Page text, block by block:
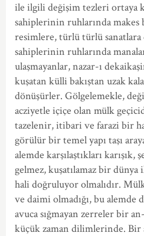
ile ilgili değişim tezleri ortaya
sahiplerinin ruhlarında
resimlere, türlü türlü sanatlara
sahiplerinin ruhlarında
ulaşmayanlar, nazar-ı
kuşatan külli bakıştan uzak
dönüşürler. Gölgelemekle,
acziyetle içiçe olan mülk
tazelenir, itibari ve farazi bir
görülür bir temel yapı taşı
alemde karşılaştıkları karışık,
gelmez, kuşatılamaz bir dünya
hali doğruluyor olmalıdır.
ve daimi olmadığı, bu alemde
avuca sığmayan zerreler bir
küçük zaman dilimlerinde. Bir